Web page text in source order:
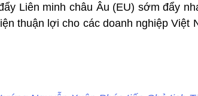
Liên minh châu Âu (EU) sớm đẩy
thuận lợi cho các doanh nghiệp